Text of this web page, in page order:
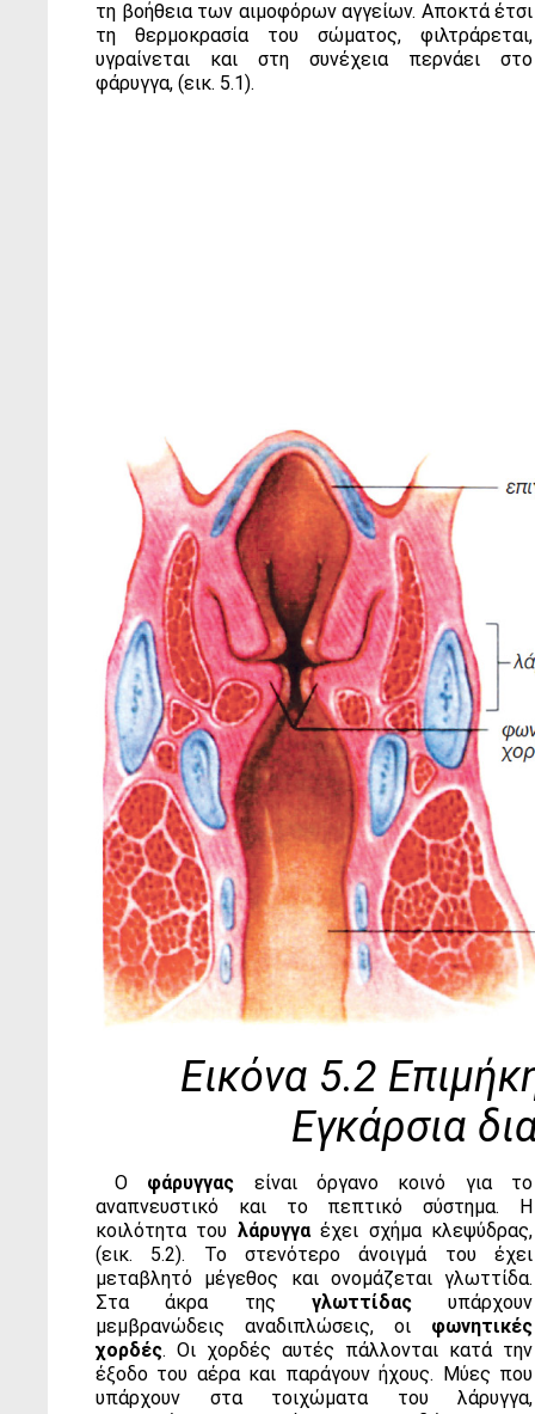
τη βοήθεια των αιμοφόρων αγγείων. Αποκτά έτσι
τη θερμοκρασία του σώματος, φιλτράρεται,
υγραίνεται και στη συνέχεια περνάει στο
φάρυγγα, (εικ. 5.1).
Εικόνα 5.2
Εγκάρσια
Ο φάρυγγας είναι όργανο κοινό για το
αναπνευστικό και το πεπτικό σύστημα. Η
κοιλότητα του λάρυγγαέχει σχήμα κλεψύδρας,
(εικ. 5.2). Το στενότερο άνοιγμά του έχει
μεταβλητό μέγεθος και ονομάζεται γλωττίδα.
Στα άκρα της γλωττίδαςυπάρχουν
μεμβρανώδεις αναδιπλώσεις, οι φωνητικές
χορδές. Οι χορδές αυτές πάλλονται κατά την
έξοδο του αέρα και παράγουν ήχους. Μύες που
υπάρχουν στα τοιχώματα του λάρυγγα,